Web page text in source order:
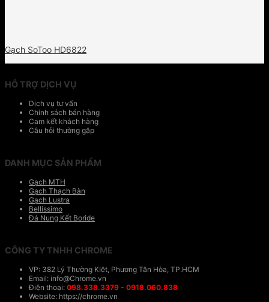
Gạch SoToo HD6822
HỖ TRỢ DỊCH VỤ
Dịch vụ tư vấn
Chính sách bán hàng
Cam kết khách hàng
Câu hỏi thường gặp
DANH MỤC SẢN PHẨM
Gạch MTH
Gạch Thạch Bàn
Gạch Lustra
Bellissimo
Đá Nung Kết Boride
CÔNG TY TNHH CHROME
VP: 382 Lý Thường KIệt, Phương Tân Hòa, TP.HCM
Email: info@Chrome.vn
Điện thoại: 098.338.3379 - 0918.060.838
Website: https://chrome.vn